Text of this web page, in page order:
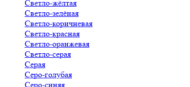
Светло-жёлтая
Светло-зелёная
Светло-коричневая
Светло-красная
Светло-оранжевая
Светло-серая
Серая
Серо-голубая
Серо-синяя